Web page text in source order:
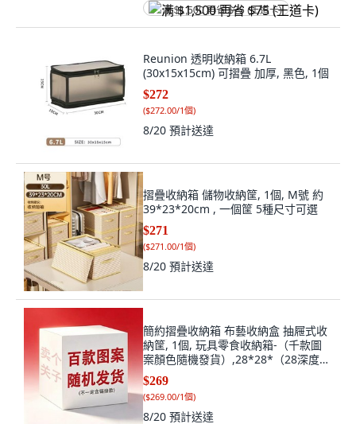
满 $1,500 再省 $75 (王道卡)
Reunion 透明收納箱 6.7L
(30x15x15cm) 可摺疊 加厚, 黑色, 1個
$272
($272.00/1個)
8/20 預計送達
摺疊收納箱 儲物收納筐, 1個, M號 約
39*23*20cm , 一個筐 5種尺寸可選
$271
($271.00/1個)
8/20 預計送達
簡約摺疊收納箱 布藝收納盒 抽屜式收
納筐, 1個, 玩具零食收納箱-（千款圖
案顏色隨機發貨）,28*28*（28深度）
cm, N/A
$269
($269.00/1個)
8/20 預計送達